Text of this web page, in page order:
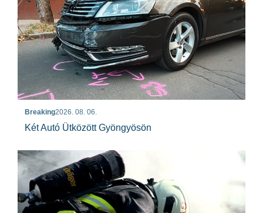
Breaking2026. 08. 06.
Két Autó Ütközött Gyöngyösön